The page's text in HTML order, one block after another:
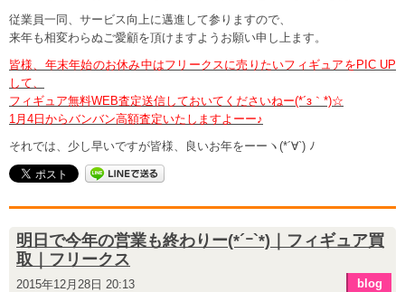
従業員一同、サービス向上に邁進して参りますので、
来年も相変わらぬご愛顧を頂けますようお願い申し上ます。
皆様、年末年始のお休み中はフリークスに売りたいフィギュアをPIC UP
して、
フィギュア無料WEB査定送信しておいてくださいねー(*´з｀*)☆
1月4日からバンバン高額査定いたしますよーー♪
それでは、少し早いですが皆様、良いお年をーーヽ(*´∀`) ﾉ
明日で今年の営業も終わりー(*´ｰ`*)｜フィギュア買
取｜フリークス
2015年12月28日 20:13 blog